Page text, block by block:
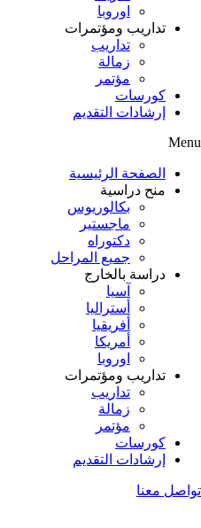
اوروبا
تداريب ومؤتمرات
تداريب
زمالة
مؤتمر
كورسات
إرشادات التقديم
Menu
الصفحة الرئيسية
منح دراسية
بكالوريوس
ماجستير
دكتوراه
جميع المراحل
دراسة بالخارج
آسيا
أستراليا
أفريقيا
أمريكا
اوروبا
تداريب ومؤتمرات
تداريب
زمالة
مؤتمر
كورسات
إرشادات التقديم
تواصل معنا